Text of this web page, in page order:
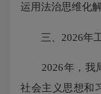
运用法治思维化
三、2026年
2026年，我局
社会主义思想和